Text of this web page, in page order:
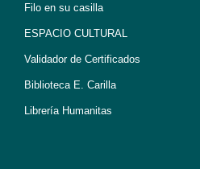
Filo en su casilla
ESPACIO CULTURAL
Validador de Certificados
Biblioteca E. Carilla
Librería Humanitas